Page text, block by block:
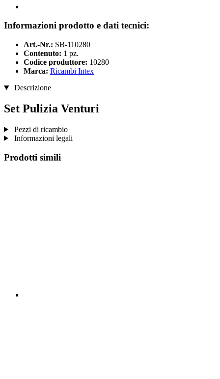
Informazioni prodotto e dati tecnici:
Art.-Nr.: SB-110280
Contenuto: 1 pz.
Codice produttore: 10280
Marca: Ricambi Intex
Descrizione
Set Pulizia Venturi
Pezzi di ricambio
Informazioni legali
Prodotti simili